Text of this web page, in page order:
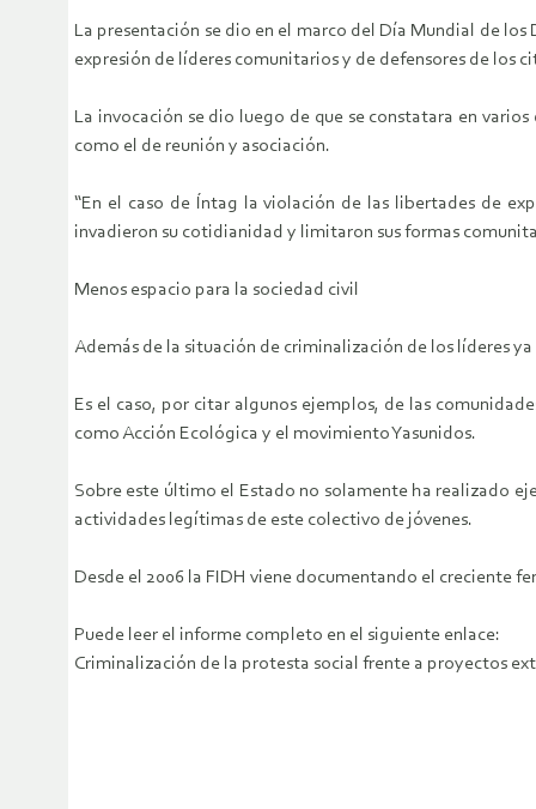
La presentación se dio en el marco del Día Mundial de
expresión de líderes comunitarios y de defensores de los
La invocación se dio luego de que se constatara en
como el de reunión y asociación.
“En el caso de Íntag la violación de las libertades de
invadieron su cotidianidad y limitaron sus formas
Menos espacio para la sociedad civil
Además de la situación de criminalización de los líderes
Es el caso, por citar algunos ejemplos, de las
como Acción Ecológica y el movimiento Yasunidos.
Sobre este último el Estado no solamente ha realizado
actividades legítimas de este colectivo de jóvenes.
Desde el 2006 la FIDH viene documentando el creciente
Puede leer el informe completo en el siguiente enlace:
Criminalización de la protesta social frente a proyectos